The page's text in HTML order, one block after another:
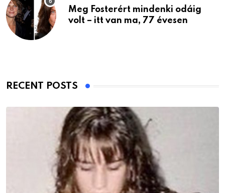
Meg Fosterért mindenki odáig
volt – itt van ma, 77 évesen
RECENT POSTS